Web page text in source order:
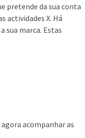
pretende da sua conta
actividades X. Há
sua marca. Estas
acompanhar as